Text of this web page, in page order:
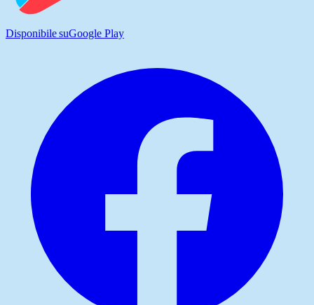
Disponibile suGoogle Play